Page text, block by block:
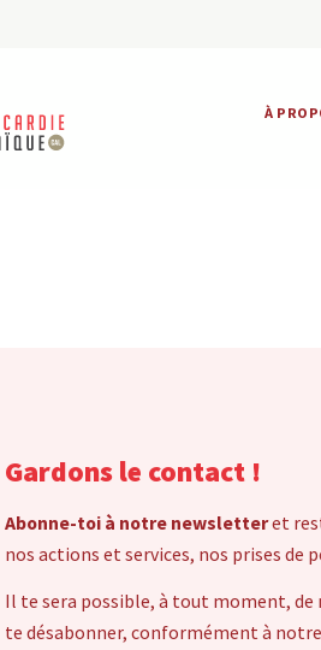
À
Gardons le contact !
Abonne-toi à notre newsletteret
nos actions et services, nos prises de
Il te sera possible, à tout moment, de
te désabonner, conformément à